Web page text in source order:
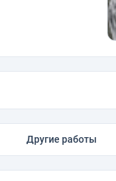
Другие работы